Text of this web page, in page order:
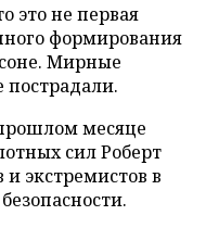
это не первая
формирования
Мирные
пострадали.
месяце
сил Роберт
и экстремистов в